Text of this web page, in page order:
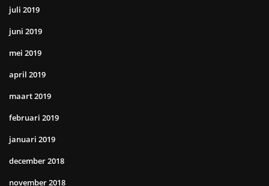
juli 2019
juni 2019
mei 2019
april 2019
maart 2019
februari 2019
januari 2019
december 2018
november 2018